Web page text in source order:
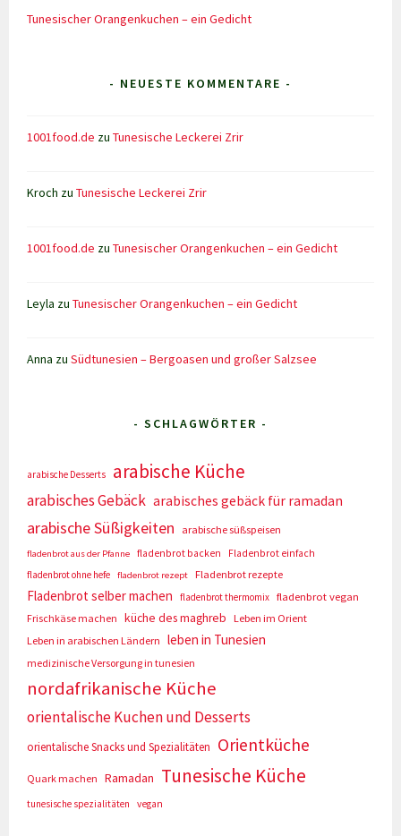
Tunesischer Orangenkuchen – ein Gedicht
- NEUESTE KOMMENTARE -
1001food.de zuTunesische Leckerei Zrir
Kroch zuTunesische Leckerei Zrir
1001food.de zuTunesischer Orangenkuchen – ein Gedicht
Leyla zuTunesischer Orangenkuchen – ein Gedicht
Anna zuSüdtunesien – Bergoasen und großer Salzsee
- SCHLAGWÖRTER -
arabische Desserts arabische Küche
arabisches Gebäck arabisches gebäck für ramadan
arabische Süßigkeiten arabische süßspeisen
fladenbrot aus der Pfanne fladenbrot backen
Fladenbrot einfach
fladenbrot ohne hefe
fladenbrot rezept Fladenbrot rezepte
Fladenbrot selber machen fladenbrot thermomix fladenbrot vegan
Frischkäse machen
küche des maghreb
Leben im Orient
Leben in arabischen Ländern
leben in Tunesien
medizinische Versorgung in tunesien
nordafrikanische Küche
orientalische Kuchen und Desserts
orientalische Snacks und Spezialitäten Orientküche
Quark machen Ramadan Tunesische Küche
tunesische spezialitäten vegan